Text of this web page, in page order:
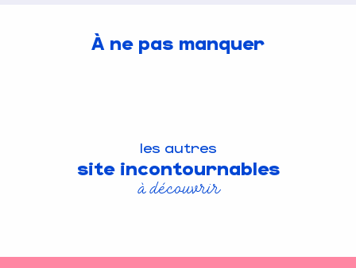
À ne pas manquer
les autres
site incontournables
à découvrir